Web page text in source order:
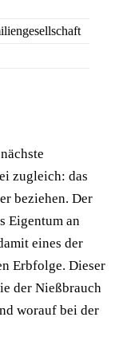
zugleich: das
beziehen. Der
Eigentum an
eines der
Erbfolge. Dieser
der Nießbrauch
worauf bei der